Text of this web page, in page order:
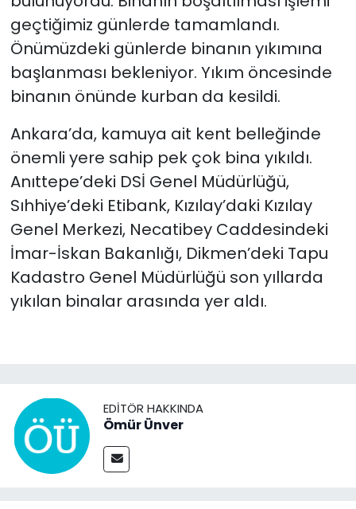
geçtiğimiz günlerde tamamlandı.
Önümüzdeki günlerde binanın yıkımına
başlanması bekleniyor. Yıkım öncesinde
binanın önünde kurban da kesildi.
Ankara’da, kamuya ait kent belleğinde
önemli yere sahip pek çok bina yıkıldı.
Anıttepe’deki DSİ Genel Müdürlüğü,
Sıhhiye’deki Etibank, Kızılay’daki Kızılay
Genel Merkezi, Necatibey Caddesindeki
İmar-İskan Bakanlığı, Dikmen’deki Tapu
Kadastro Genel Müdürlüğü son yıllarda
yıkılan binalar arasında yer aldı.
EDITÖR HAKKINDA
Ömür Ünver